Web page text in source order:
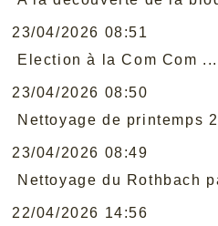
23/04/2026 08:51
Election à la Com Com ...
23/04/2026 08:50
Nettoyage de printemps
23/04/2026 08:49
Nettoyage du Rothbach
22/04/2026 14:56